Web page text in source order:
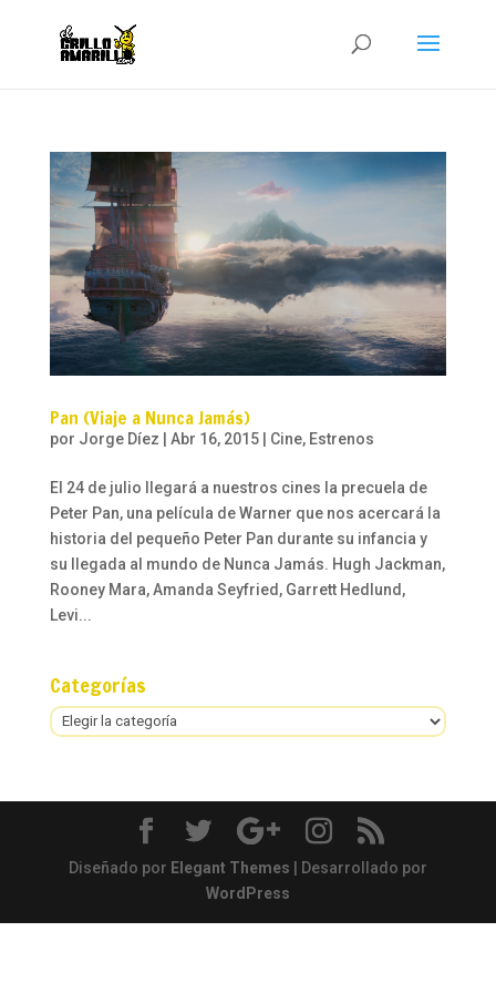
Pan (Viaje a Nunca Jamás)
por Jorge Díez | Abr 16, 2015| Cine, Estrenos
El 24 de julio llegará a nuestros cines la precuela de
Peter Pan, una película de Warner que nos acercará la
historia del pequeño Peter Pan durante su infancia y
su llegada al mundo de Nunca Jamás. Hugh Jackman,
Rooney Mara, Amanda Seyfried, Garrett Hedlund,
Levi...
Categorías
Categorías
Diseñado por Elegant Themes | Desarrollado por
WordPress